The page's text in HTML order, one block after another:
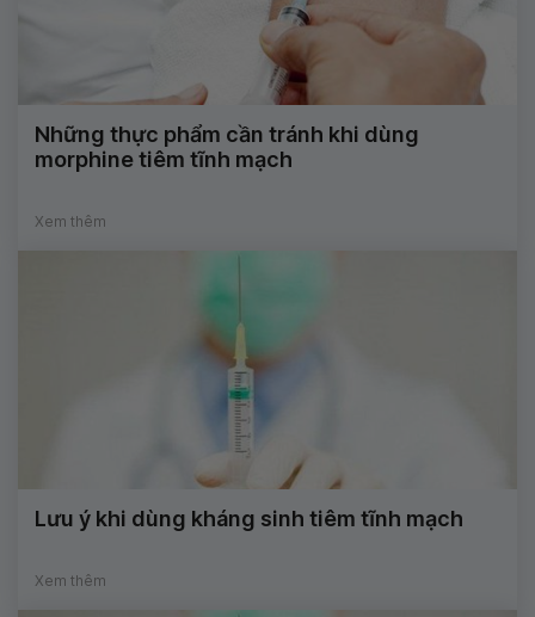
Những thực phẩm cần tránh khi dùng
morphine tiêm tĩnh mạch
Xem thêm
Lưu ý khi dùng kháng sinh tiêm tĩnh mạch
Xem thêm